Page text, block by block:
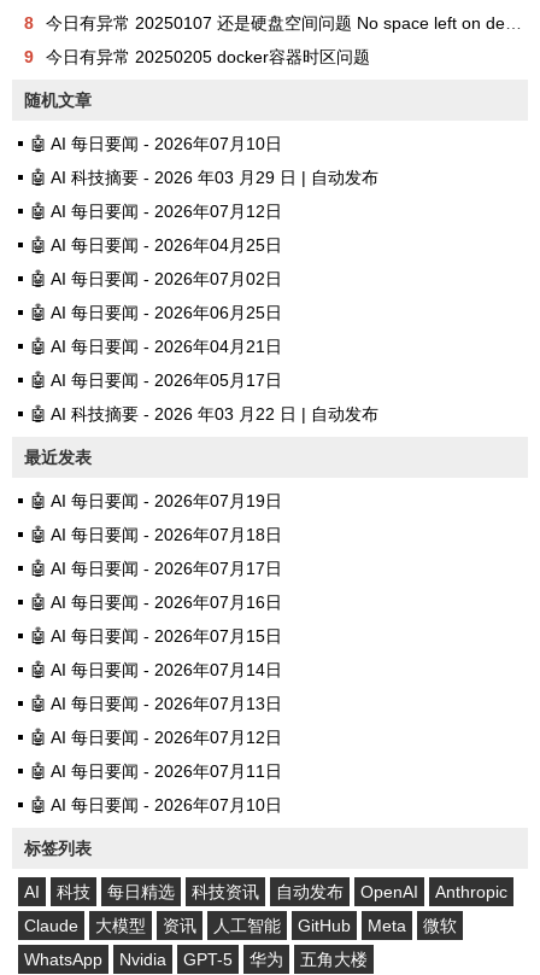
8
今日有异常 20250107 还是硬盘空间问题 No space left on device
9
今日有异常 20250205 docker容器时区问题
随机文章
🤖 AI 每日要闻 - 2026年07月10日
🤖 AI 科技摘要 - 2026 年03 月29 日 | 自动发布
🤖 AI 每日要闻 - 2026年07月12日
🤖 AI 每日要闻 - 2026年04月25日
🤖 AI 每日要闻 - 2026年07月02日
🤖 AI 每日要闻 - 2026年06月25日
🤖 AI 每日要闻 - 2026年04月21日
🤖 AI 每日要闻 - 2026年05月17日
🤖 AI 科技摘要 - 2026 年03 月22 日 | 自动发布
最近发表
🤖 AI 每日要闻 - 2026年07月19日
🤖 AI 每日要闻 - 2026年07月18日
🤖 AI 每日要闻 - 2026年07月17日
🤖 AI 每日要闻 - 2026年07月16日
🤖 AI 每日要闻 - 2026年07月15日
🤖 AI 每日要闻 - 2026年07月14日
🤖 AI 每日要闻 - 2026年07月13日
🤖 AI 每日要闻 - 2026年07月12日
🤖 AI 每日要闻 - 2026年07月11日
🤖 AI 每日要闻 - 2026年07月10日
标签列表
AI 科技 每日精选 科技资讯 自动发布 OpenAI
Anthropic
Claude
大模型 资讯 人工智能 GitHub Meta
微软
WhatsApp
Nvidia GPT-5 华为 五角大楼